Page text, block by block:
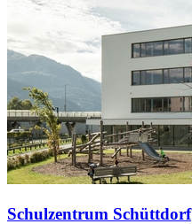
Schulzentrum Schüttdorf